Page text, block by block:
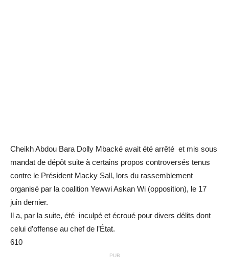
Cheikh Abdou Bara Dolly Mbacké avait été arrêté et mis sous
mandat de dépôt suite à certains propos controversés tenus
contre le Président Macky Sall, lors du rassemblement
organisé par la coalition Yewwi Askan Wi (opposition), le 17
juin dernier.
Il a, par la suite, été inculpé et écroué pour divers délits dont
celui d’offense au chef de l’État.
610
PUB